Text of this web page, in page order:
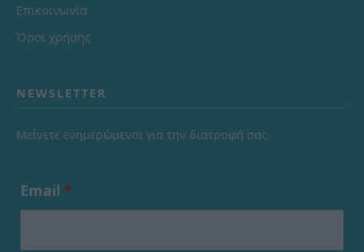
Επικοινωνία
Όροι χρήσης
NEWSLETTER
Μείνετε ενημερώμενοι για την διατροφή σας
Email *